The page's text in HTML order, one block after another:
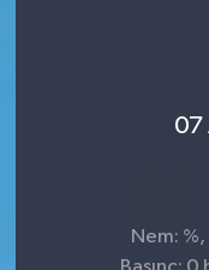
07
Nem: %,